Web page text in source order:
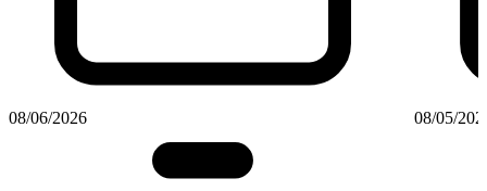
08/06/2026 08/05/